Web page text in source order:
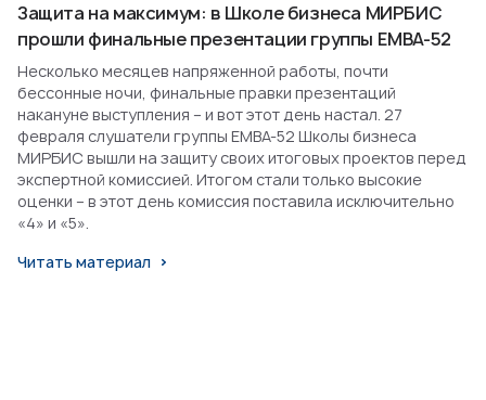
Защита на максимум: в Школе бизнеса МИРБИС
прошли финальные презентации группы EMBA-52
Несколько месяцев напряженной работы, почти
бессонные ночи, финальные правки презентаций
накануне выступления – и вот этот день настал. 27
февраля слушатели группы EMBA-52 Школы бизнеса
МИРБИС вышли на защиту своих итоговых проектов перед
экспертной комиссией. Итогом стали только высокие
оценки – в этот день комиссия поставила исключительно
«4» и «5».
Читать материал